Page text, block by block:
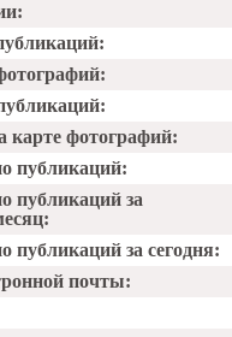
карте фотографий:
публикаций:
публикаций за
публикаций за сегодня:
почты: